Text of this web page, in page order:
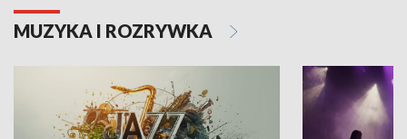
MUZYKA I ROZRYWKA